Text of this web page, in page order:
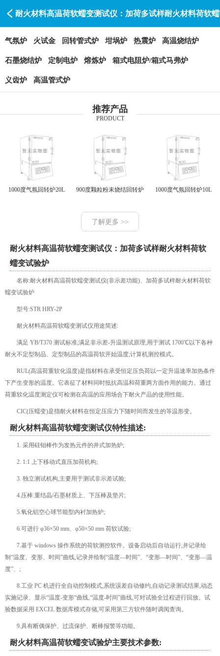
耐火材料高温荷软蠕变测试仪：加荷多试样耐火材料荷软蠕
变试验炉-洛阳智能高温电炉洛阳赛特瑞
气氛炉 火试金 回转管式炉 坩埚炉 热震炉 高温烧结炉
石墨烧结炉 定制电炉 熔炼炉 箱式电阻炉/箱式马弗炉
义齿炉 高温管式炉
推荐产品
PRODUCT
1000度气氛回转炉20L 900度颗粒粉末烧结回转炉 1000度气氛回转炉10L
了解更多 >>
耐火材料高温荷软蠕变测试仪：加荷多试样耐火材料荷软
蠕变试验炉
名称:耐火材料高温荷软蠕变测试仪(非示差功能)、加荷多试样耐火材料荷软
蠕变试验炉
型号:STR HRY-2P
耐火材料高温荷软蠕变测试仪用途简述:
满足 YB/T370 测试标准,满足非示差-升温测试原理,用于测试 1700℃以下各种
耐火不定型制品、定型制品的高温荷软开始温度;计算机测控模式。
RUL(高温荷重软化温度)是指材料在承受恒定压负荷以一定升温速率加热条件
下产生变形的温度。它表征了材料同时抵抗高温和荷重两方面作用的能力。通过
荷重软化温度测定仪可检测在高温的应用场合下耐火产品的使用性能。
CIC(压蠕变)是指耐火材料在恒定压应力下随时间而发生的等温形变。
耐火材料高温荷软蠕变测试仪特性描述:
1. 采用硅钼棒作为发热元件的井式加热炉;
2. 1:1 上下移动式直压加荷机构;
3. 独立测试机构,主要用于测试非示差试验;
4.压棒:重结晶/石墨材质上、下压棒及垫片;
5.氧化铝空心球节能型内衬加热炉;
6.可进行 φ36×50 mm、φ50×50 mm 荷软试验;
7.基于 windows 操作系统的荷软测控软件。设备启动后自动运行,并记录绘
制“温度、变形、时间”曲线,记录并绘制“温度—时间”、“变形—时间”、“变形—温
度”、;
8.工业 PC 机进行全自动控制模式,系统误差自动修约,自动记录测试结果,动态
实施记录、显示“温度-变形“曲线,“温度-时间”曲线,可对试验全过程进行回放。试
验数据采用 EXCEL 数据库模式存储,可采用第三方软件随时调阅查询。
9.具有断偶保护、过流保护、断棒报警等功能。
耐火材料高温荷软蠕变试验炉主要技术参数: